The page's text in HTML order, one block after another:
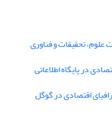
تحقیقات و فناوری
در پایگاه اطلاعاتی
اقتصادی در گوگل